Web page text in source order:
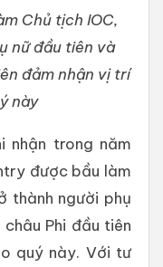
Chủ tịch IOC,
nữ đầu tiên và
đảm nhận vị trí
này
nhận trong năm
được bầu làm
thành người phụ
Phi đầu tiên
quý này. Với tư